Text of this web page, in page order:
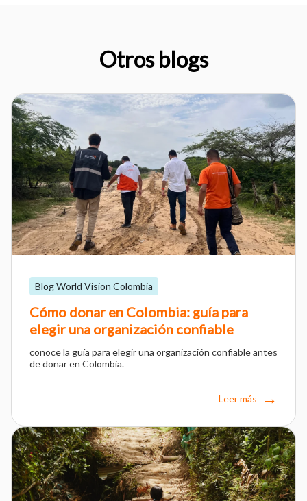
Otros blogs
Blog World Vision Colombia
Cómo donar en Colombia: guía para
elegir una organización confiable
conoce la guía para elegir una organización confiable antes
de donar en Colombia.
Leer más